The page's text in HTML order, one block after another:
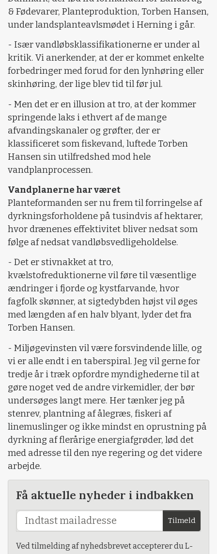
& Fødevarer, Planteproduktion, Torben Hansen,
under landsplanteavlsmødet i Herning i går.
- Især vandløbsklassifikationerne er under al
kritik. Vi anerkender, at der er kommet enkelte
forbedringer med forud for den lynhøring eller
skinhøring, der lige blev tid til før jul.
- Men det er en illusion at tro, at der kommer
springende laks i ethvert af de mange
afvandingskanaler og grøfter, der er
klassificeret som fiskevand, luftede Torben
Hansen sin utilfredshed mod hele
vandplanprocessen.
Vandplanerne har været
Planteformanden ser nu frem til forringelse af
dyrkningsforholdene på tusindvis af hektarer,
hvor drænenes effektivitet bliver nedsat som
følge af nedsat vandløbsvedligeholdelse.
- Det er stivnakket at tro,
kvælstofreduktionerne vil føre til væsentlige
ændringer i fjorde og kystfarvande, hvor
fagfolk skønner, at sigtedybden højst vil øges
med længden af en halv blyant, lyder det fra
Torben Hansen.
- Miljøgevinsten vil være forsvindende lille, og
vi er alle endt i en taberspiral. Jeg vil gerne for
tredje år i træk opfordre myndighederne til at
gøre noget ved de andre virkemidler, der bør
undersøges langt mere. Her tænker jeg på
stenrev, plantning af ålegræs, fiskeri af
linemuslinger og ikke mindst en oprustning på
dyrkning af flerårige energiafgrøder, lød det
med adresse til den nye regering og det videre
arbejde.
Få aktuelle nyheder i indbakken
Tilmeld
Ved tilmelding af nyhedsbrevet accepterer du L-